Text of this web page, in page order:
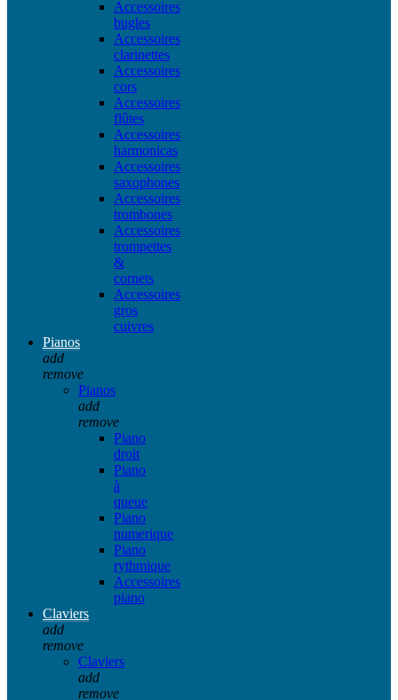
Accessoires
bugles
Accessoires
clarinettes
Accessoires
cors
Accessoires
flûtes
Accessoires
harmonicas
Accessoires
saxophones
Accessoires
trombones
Accessoires
trompettes
&
cornets
Accessoires
gros
cuivres
Pianos
add
remove
Pianos
add
remove
Piano
droit
Piano
à
queue
Piano
numerique
Piano
rythmique
Accessoires
piano
Claviers
add
remove
Claviers
add
remove